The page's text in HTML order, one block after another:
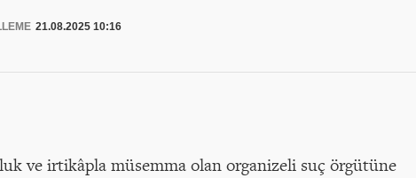
21.08.2025 10:16
ve irtikâpla müsemma olan organizeli suç örgütüne